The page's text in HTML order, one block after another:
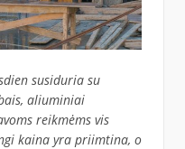
susiduria su
aliuminiai
reikmėms vis
kaina yra priimtina, o